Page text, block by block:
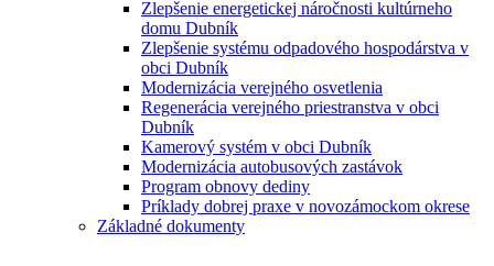
Zlepšenie energetickej náročnosti kultúrneho
domu Dubník
Zlepšenie systému odpadového hospodárstva v
obci Dubník
Modernizácia verejného osvetlenia
Regenerácia verejného priestranstva v obci
Dubník
Kamerový systém v obci Dubník
Modernizácia autobusových zastávok
Program obnovy dediny
Príklady dobrej praxe v novozámockom okrese
Základné dokumenty